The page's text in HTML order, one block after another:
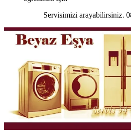
Servisimizi arayabilirsiniz.